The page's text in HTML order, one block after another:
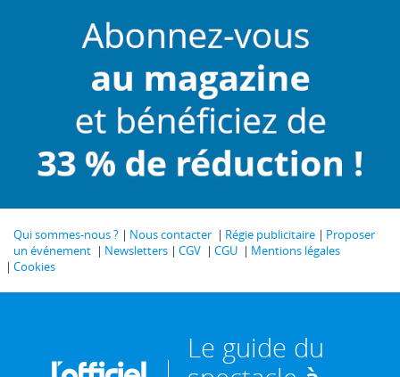
Qui sommes-nous ? Nous contacter Régie publicitaire
Proposer
un événement
Newsletters CGV CGU
Mentions légales
Cookies
Le guide du